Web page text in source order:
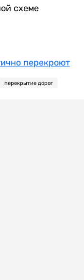
схеме
перекроют
перекрытие дорог